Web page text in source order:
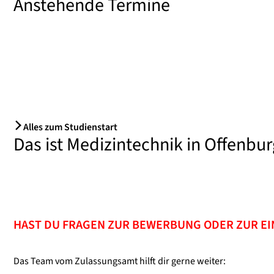
Alles zum Studienstart
Das ist Medizintechnik in
HAST DU FRAGEN ZUR BEWERBUNG ODER ZUR
Das Team vom Zulassungsamt hilft dir gerne weiter: